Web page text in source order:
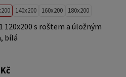
140x200 160x200 180x200
120x200 s roštem a úložným
bílá